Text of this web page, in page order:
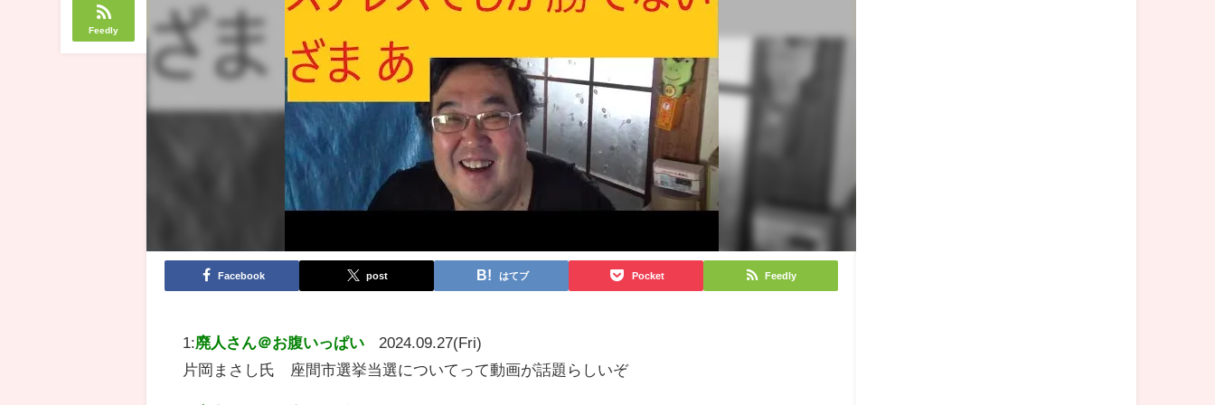
Feedly
Facebook post はてブ Pocket Feedly
1:廃人さん＠お腹いっぱい
2024.09.27(Fri)
片岡まさし氏 座間市選挙当選についてって動画が話題らしいぞ